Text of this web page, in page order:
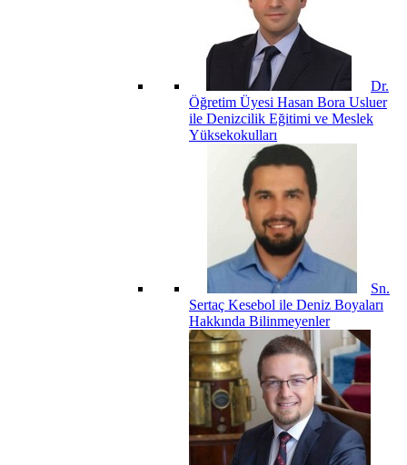
Dr.
Öğretim Üyesi Hasan Bora Usluer
ile Denizcilik Eğitimi ve Meslek
Yüksekokulları
Sn.
Sertaç Kesebol ile Deniz Boyaları
Hakkında Bilinmeyenler